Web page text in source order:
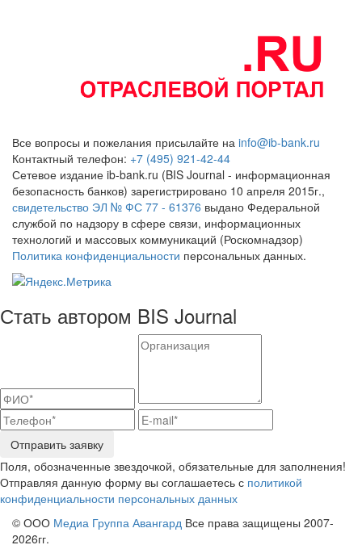
Все вопросы и пожелания присылайте на info@ib-bank.ru
Контактный телефон: +7 (495) 921-42-44
Сетевое издание ib-bank.ru (BIS Journal - информационная
безопасность банков) зарегистрировано 10 апреля 2015г.,
свидетельство ЭЛ № ФС 77 - 61376 выдано Федеральной
службой по надзору в сфере связи, информационных
технологий и массовых коммуникаций (Роскомнадзор)
Политика конфиденциальности персональных данных.
Стать автором BIS Journal
Отправить заявку
Поля, обозначенные звездочкой, обязательные для заполнения!
Отправляя данную форму вы соглашаетесь с политикой
конфиденциальности персональных данных
© ООО Медиа Группа Авангард Все права защищены 2007-
2026гг.